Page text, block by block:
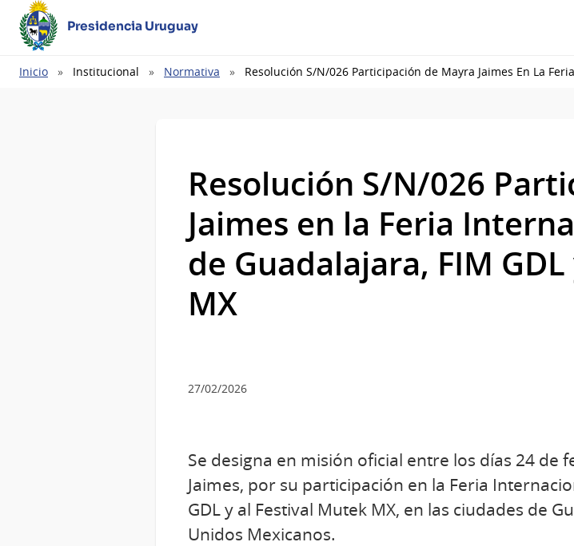
Presidencia Uruguay
Ruta
Inicio Institucional Normativa Resolución S/N/026 Participación de Mayra Jaimes En La
Resolución S/N/026
Jaimes en la Feria
de Guadalajara, FIM
MX
27/02/2026
Se designa en misión oficial entre los días 24 de
Jaimes, por su participación en la Feria
GDL y al Festival Mutek MX, en las ciudades de
Unidos Mexicanos.